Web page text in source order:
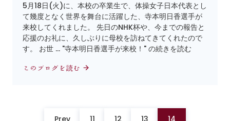
5月18日(火)に、本校の卒業生で、体操女子日本代表とし
て幾度となく世界を舞台に活躍した、寺本明日香選手が
来校してくれました。 先日のNHK杯や、今までの報告と
応援のお礼に、久しぶりに母校を訪ねてきてくれたので
す。 お世 … "寺本明日香選手が来校！" の続きを読む
このブログを読む